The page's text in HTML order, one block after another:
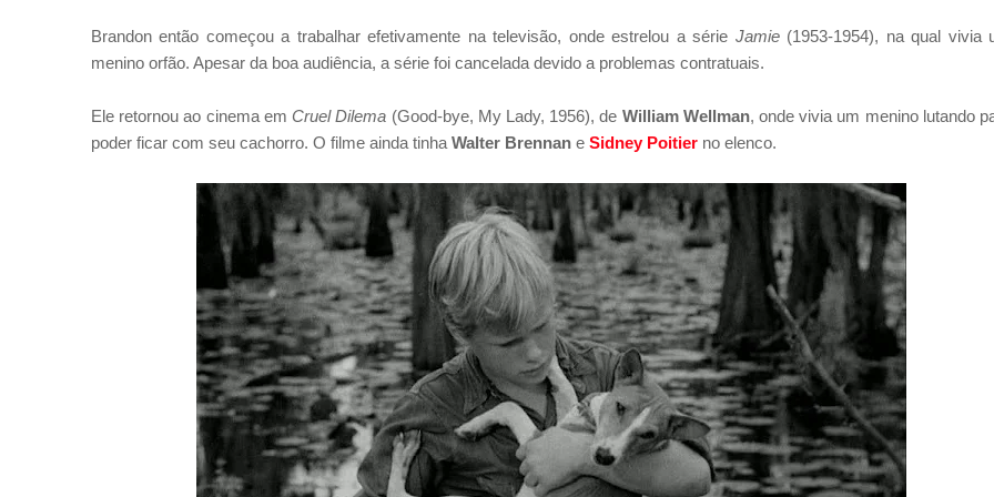
Brandon então começou a trabalhar efetivamente na televisão, onde estrelou a série Jamie (1953-1954), na qual vivia
menino orfão. Apesar da boa audiência, a série foi cancelada devido a problemas contratuais.
Ele retornou ao cinema em Cruel Dilema (Good-bye, My Lady, 1956), de William Wellman, onde vivia um menino lutando
poder ficar com seu cachorro. O filme ainda tinha Walter Brennan e Sidney Poitier no elenco.